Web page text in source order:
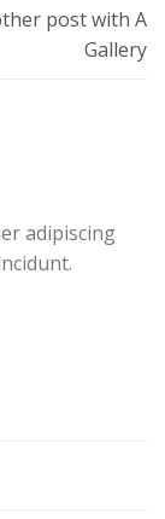
post with A
Gallery
adipiscing